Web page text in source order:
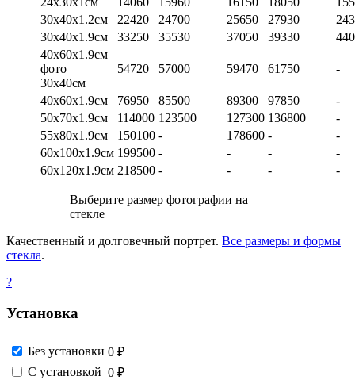
30х40х1.2см
22420 24700 25650 27930
30х40х1.9см
33250 35530 37050 39330
40х60х1.9см
фото
30х40см
54720 57000 59470 61750 -
40х60х1.9см 76950 85500 89300 97850
-
50х70х1.9см
114000 123500 127300 136800
-
55х80х1.9см
150100 - 178600 -
-
60х100х1.9см 199500 - - -
-
60х120х1.9см 218500 - - - -
Выберите размер фотографии на
стекле
Качественный и долговечный портрет. Все размеры и формы
стекла.
?
Установка
Без установки 0 ₽
С установкой 0 ₽